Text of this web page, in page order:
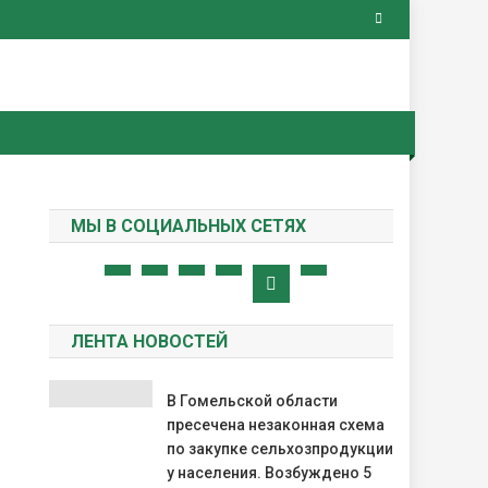
газета
МЫ В СОЦИАЛЬНЫХ СЕТЯХ
ЛЕНТА НОВОСТЕЙ
В Гомельской области
пресечена незаконная схема
по закупке сельхозпродукции
у населения. Возбуждено 5